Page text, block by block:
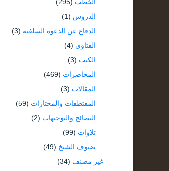
الخطب (295)
الدروس (1)
الدفاع عن الدعوة السلفية (3)
الفتاوى (4)
الكتب (3)
المحاضرات (469)
المقالات (3)
المقتطفات والمختارات (59)
النصائح والتوجيهات (2)
تلاوات (99)
ضيوف الشيخ (49)
غير مصنف (34)